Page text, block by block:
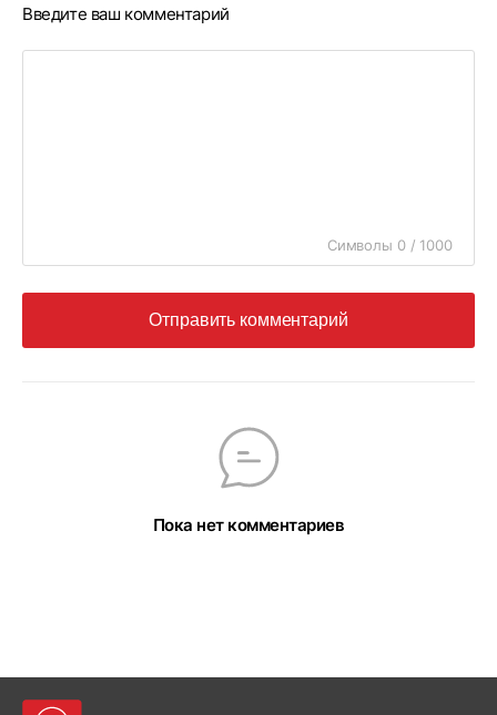
Введите ваш комментарий
Символы 0 / 1000
Отправить комментарий
Пока нет комментариев